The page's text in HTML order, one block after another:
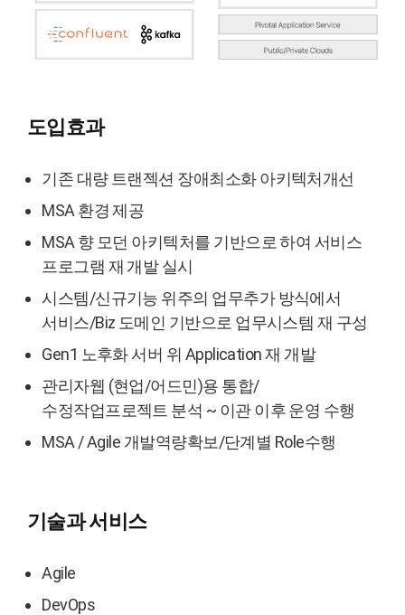
도입효과
기존 대량 트랜젝션 장애최소화 아키텍처개선
MSA 환경 제공
MSA 향 모던 아키텍처를 기반으로 하여 서비스
프로그램 재 개발 실시
시스템/신규기능 위주의 업무추가 방식에서
서비스/Biz 도메인 기반으로 업무시스템 재 구성
Gen1 노후화 서버 위 Application 재 개발
관리자웹 (현업/어드민)용 통합/
수정작업프로젝트 분석 ~ 이관 이후 운영 수행
MSA / Agile 개발역량확보/단계별 Role수행
기술과 서비스
Agile
DevOps